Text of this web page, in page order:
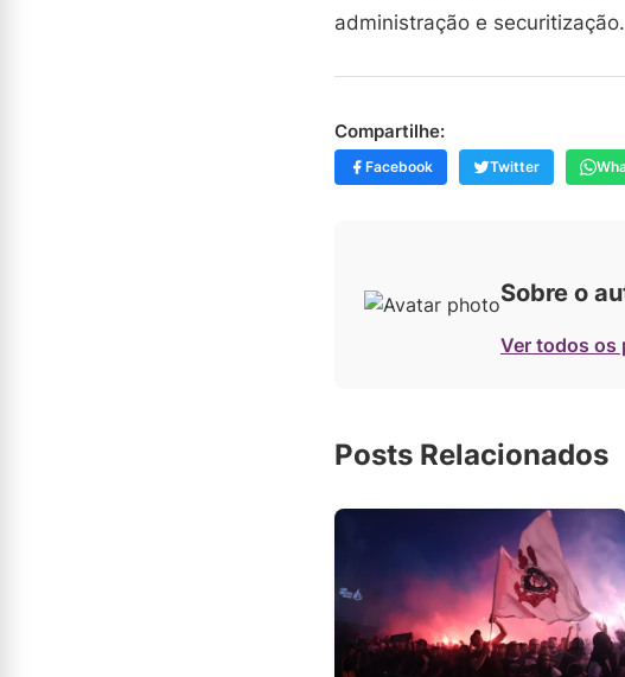
administração e securitização.
Compartilhe:
Facebook Twitter
Sobre o
Ver todos
Posts Relacionados